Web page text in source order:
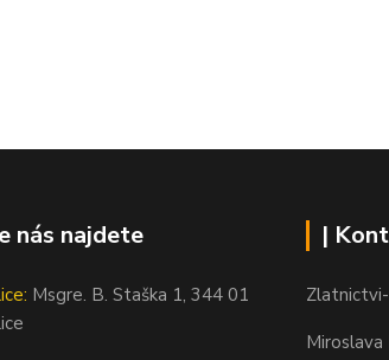
nás najdete
Msgre. B. Staška 1, 344 01
|
Miroslava